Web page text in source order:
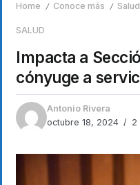
Home / Conoce más / Salud
SALUD
Impacta a
cónyuge a
Antonio Rivera
octubre 18, 2024
2